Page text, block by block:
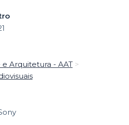
Arquitetura - AAT>